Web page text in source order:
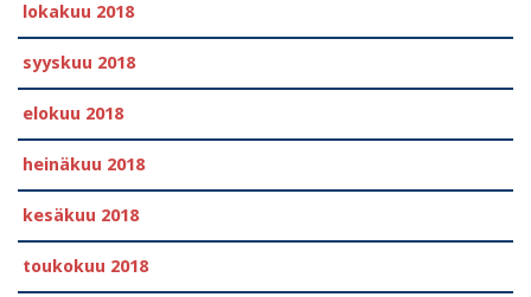
lokakuu 2018
syyskuu 2018
elokuu 2018
heinäkuu 2018
kesäkuu 2018
toukokuu 2018